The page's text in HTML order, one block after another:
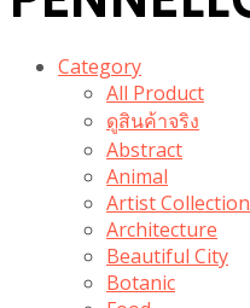
Category
All Product
ดูสินค้าจริง
Abstract
Animal
Artist Collection
Architecture
Beautiful City
Botanic